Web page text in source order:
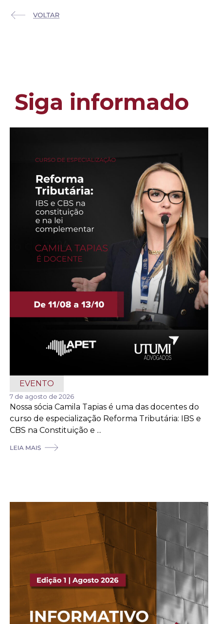
Siga informado
EVENTO
7 de agosto de 2026
Nossa sócia Camila Tapias é uma das docentes do
curso de especialização Reforma Tributária: IBS e
CBS na Constituição e ...